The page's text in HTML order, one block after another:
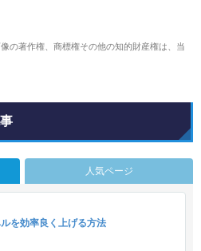
の著作権、商標権その他の知的財産権は、当
人気ページ
を効率良く上げる方法